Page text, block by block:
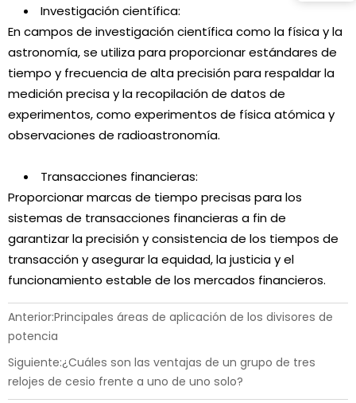
Investigación científica:
En campos de investigación científica como la física y la
astronomía, se utiliza para proporcionar estándares de
tiempo y frecuencia de alta precisión para respaldar la
medición precisa y la recopilación de datos de
experimentos, como experimentos de física atómica y
observaciones de radioastronomía.
Transacciones financieras:
Proporcionar marcas de tiempo precisas para los
sistemas de transacciones financieras a fin de
garantizar la precisión y consistencia de los tiempos de
transacción y asegurar la equidad, la justicia y el
funcionamiento estable de los mercados financieros.
Anterior:Principales áreas de aplicación de los divisores de
potencia
Siguiente:¿Cuáles son las ventajas de un grupo de tres
relojes de cesio frente a uno de uno solo?